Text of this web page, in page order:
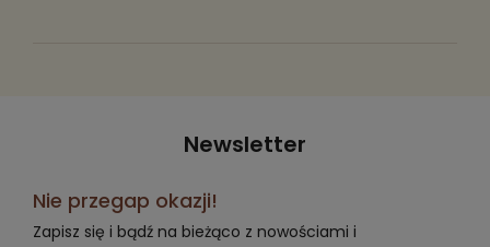
Newsletter
Nie przegap okazji!
Zapisz się i bądź na bieżąco z nowościami i